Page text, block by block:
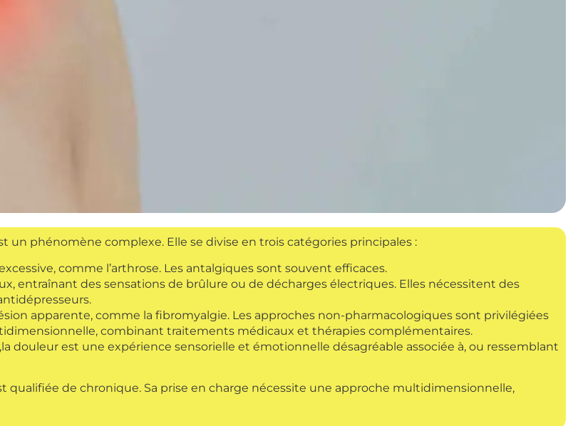
phénomène complexe. Elle se divise en trois catégories principales :
comme l’arthrose. Les antalgiques sont souvent efficaces.
entraînant des sensations de brûlure ou de décharges électriques. Elles nécessitent des
apparente, comme la fibromyalgie. Les approches non-pharmacologiques sont privilégiées
combinant traitements médicaux et thérapies complémentaires.
douleur est une expérience sensorielle et émotionnelle désagréable associée à, ou ressemblant
de chronique. Sa prise en charge nécessite une approche multidimensionnelle,